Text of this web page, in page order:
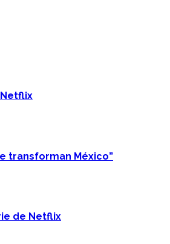
transforman México”
de Netflix